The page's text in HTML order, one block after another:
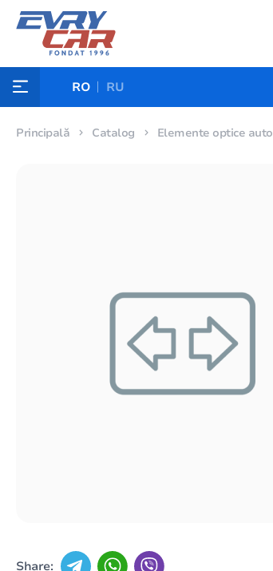
RO RU
Principală Catalog Elemente optice auto
Share: